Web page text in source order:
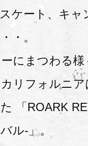
ケート、キャ
・。
にまつわる
リフォルニ
「ROARK
ル-」。